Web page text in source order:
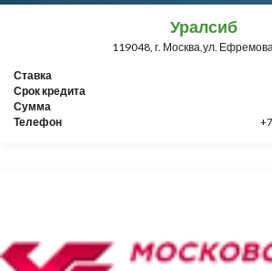
Уралсиб
119048, г. Москва,ул.
Ставка
Срок кредита
Сумма
Телефон